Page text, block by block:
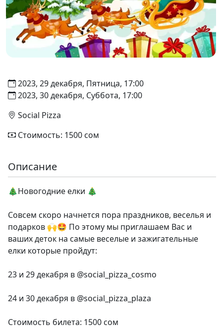
2023, 29 декабря, Пятница, 17:00
2023, 30 декабря, Суббота, 17:00
Social Pizza
Стоимость: 1500 сом
Описание
🎄Новогодние елки 🎄
Совсем скоро начнется пора праздников, веселья и
подарков 🙌🤩 По этому мы приглашаем Вас и
ваших деток на самые веселые и зажигательные
елки которые пройдут:
23 и 29 декабря в @social_pizza_cosmo
24 и 30 декабря в @social_pizza_plaza
Стоимость билета: 1500 сом